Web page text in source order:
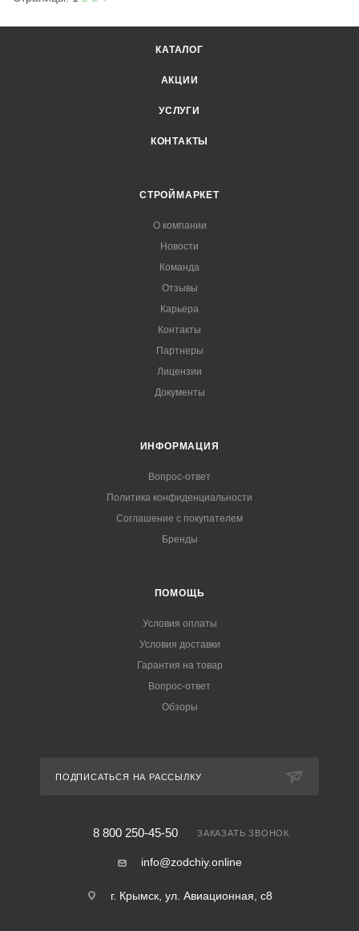
КАТАЛОГ
АКЦИИ
УСЛУГИ
КОНТАКТЫ
СТРОЙМАРКЕТ
О компании
Новости
Команда
Отзывы
Карьера
Контакты
Партнеры
Лицензии
Документы
ИНФОРМАЦИЯ
Вопрос-ответ
Политика конфиденциальности
Соглашение с покупателем
Бренды
ПОМОЩЬ
Условия оплаты
Условия доставки
Гарантия на товар
Вопрос-ответ
Обзоры
ПОДПИСАТЬСЯ НА РАССЫЛКУ
8 800 250-45-50 ЗАКАЗАТЬ ЗВОНОК
info@zodchiy.online
г. Крымск, ул. Авиационная, с8